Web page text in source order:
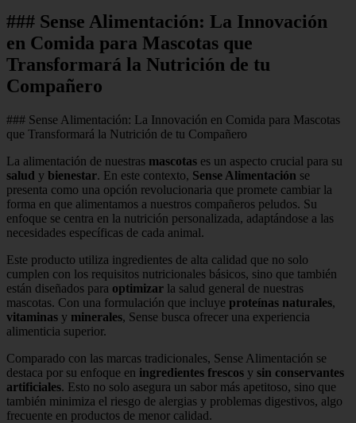
### Sense Alimentación: La Innovación
en Comida para Mascotas que
Transformará la Nutrición de tu
Compañero
### Sense Alimentación: La Innovación en Comida para Mascotas
que Transformará la Nutrición de tu Compañero
La alimentación de nuestras mascotas es un aspecto crucial para su
salud y bienestar. En este contexto, Sense Alimentación se
presenta como una opción revolucionaria que promete cambiar la
forma en que alimentamos a nuestros compañeros peludos. Su
enfoque se centra en la nutrición personalizada, adaptándose a las
necesidades específicas de cada animal.
Este producto utiliza ingredientes de alta calidad que no solo
cumplen con los requisitos nutricionales básicos, sino que también
están diseñados para optimizar la salud general de nuestras
mascotas. Con una formulación que incluye proteínas naturales,
vitaminas y minerales, Sense busca ofrecer una experiencia
alimenticia superior.
Comparado con las marcas tradicionales, Sense Alimentación se
destaca por su enfoque en ingredientes frescos y sin conservantes
artificiales. Esto no solo asegura un sabor más apetitoso, sino que
también minimiza el riesgo de alergias y problemas digestivos, algo
frecuente en productos de menor calidad.